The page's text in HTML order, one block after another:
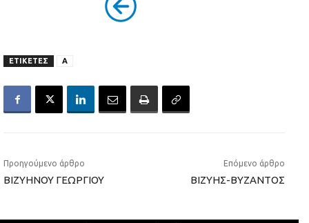
ΕΤΙΚΕΤΕΣ Α
Προηγούμενο άρθρο
ΒΙΖΥΗΝΟΥ ΓΕΩΡΓΙΟΥ
Επόμενο άρθρο
ΒΙΖΥΗΣ-ΒΥΖΑΝΤΟΣ